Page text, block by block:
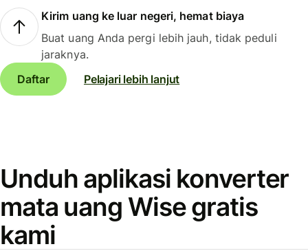
Kirim uang ke luar negeri, hemat biaya
Buat uang Anda pergi lebih jauh, tidak peduli
jaraknya.
Daftar
Pelajari lebih lanjut
Unduh aplikasi konverter
mata uang Wise gratis
kami